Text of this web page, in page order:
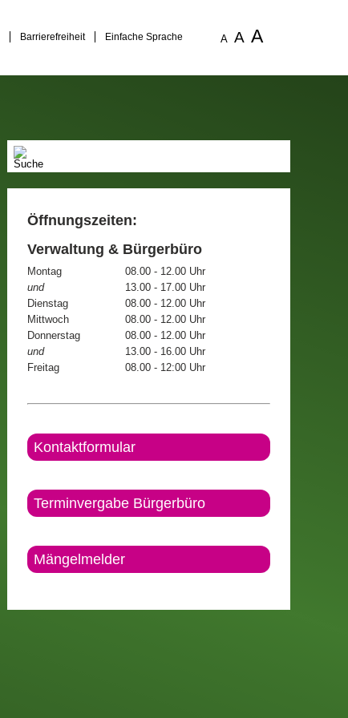
Barrierefreiheit Einfache Sprache A A A
Öffnungszeiten:
Verwaltung & Bürgerbüro
Montag
08.00 - 12.00 Uhr
und
13.00 - 17.00 Uhr
Dienstag
08.00 - 12.00 Uhr
Mittwoch
08.00 - 12.00 Uhr
Donnerstag
08.00 - 12.00 Uhr
und
13.00 - 16.00 Uhr
Freitag
08.00 - 12:00 Uhr
Kontaktformular
Terminvergabe Bürgerbüro
Mängelmelder